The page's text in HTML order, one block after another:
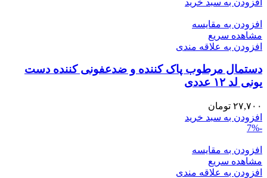
بود.
افزودن به مقایسه
مشاهده سریع
افزودن به علاقه مندی
دستمال مرطوب پاک کننده و ضدعفونی کننده دست
یونی لد ۱۲ عددی
۲۷,۷۰۰ تومان
افزودن به سبد خرید
-7%
افزودن به مقایسه
مشاهده سریع
افزودن به علاقه مندی